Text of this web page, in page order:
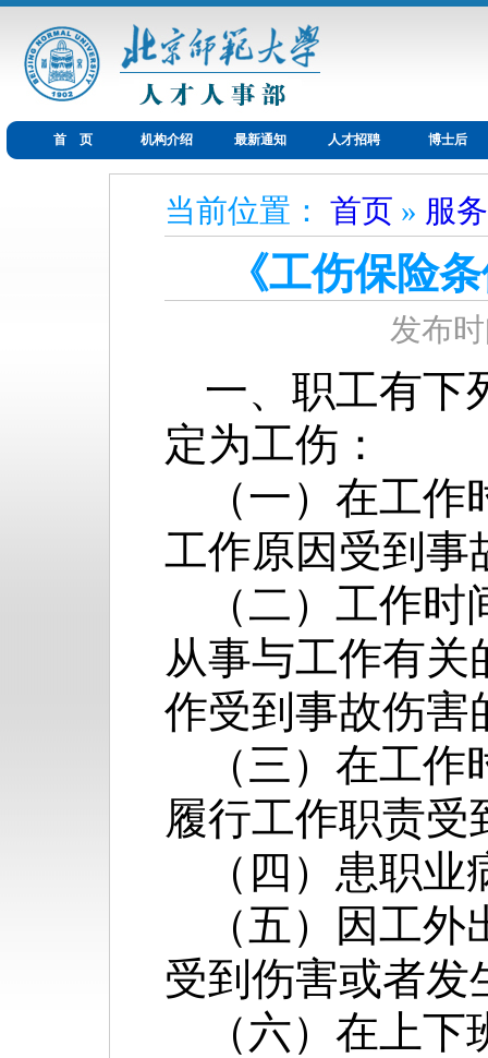
首 页 机构介绍 最新通知 人才招聘 博士后
当前位置： 首页 » 服
《工伤保险
发布
一、职工有下
定为工伤：
（一）在工
工作原因受到事
（二）工作
从事与工作有关
作受到事故伤害
（三）在工
履行工作职责受
（四）患职业
（五）因工
受到伤害或者发
（六）在上